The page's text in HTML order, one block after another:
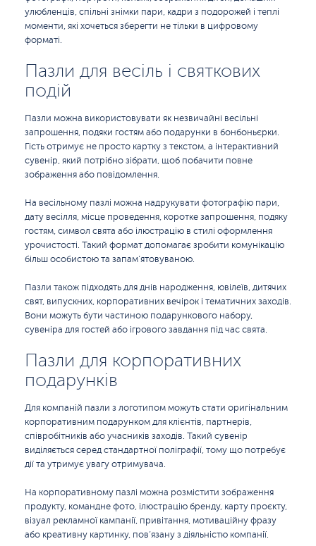
улюбленців, спільні знімки пари, кадри з подорожей і теплі
моменти, які хочеться зберегти не тільки в цифровому
форматі.
Пазли для весіль і святкових
подій
Пазли можна використовувати як незвичайні весільні
запрошення, подяки гостям або подарунки в бонбоньєрки.
Гість отримує не просто картку з текстом, а інтерактивний
сувенір, який потрібно зібрати, щоб побачити повне
зображення або повідомлення.
На весільному пазлі можна надрукувати фотографію пари,
дату весілля, місце проведення, коротке запрошення, подяку
гостям, символ свята або ілюстрацію в стилі оформлення
урочистості. Такий формат допомагає зробити комунікацію
більш особистою та запам’ятовуваною.
Пазли також підходять для днів народження, ювілеїв, дитячих
свят, випускних, корпоративних вечірок і тематичних заходів.
Вони можуть бути частиною подарункового набору,
сувеніра для гостей або ігрового завдання під час свята.
Пазли для корпоративних
подарунків
Для компаній пазли з логотипом можуть стати оригінальним
корпоративним подарунком для клієнтів, партнерів,
співробітників або учасників заходів. Такий сувенір
виділяється серед стандартної поліграфії, тому що потребує
дії та утримує увагу отримувача.
На корпоративному пазлі можна розмістити зображення
продукту, командне фото, ілюстрацію бренду, карту проєкту,
візуал рекламної кампанії, привітання, мотиваційну фразу
або креативну картинку, пов’язану з діяльністю компанії.